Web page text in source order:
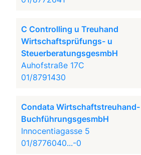
C Controlling u Treuhand
Wirtschaftsprüfungs- u
SteuerberatungsgesmbH
Auhofstraße 17C
01/8791430
Condata Wirtschaftstreuhand-
BuchführungsgesmbH
Innocentiagasse 5
01/8776040...-0